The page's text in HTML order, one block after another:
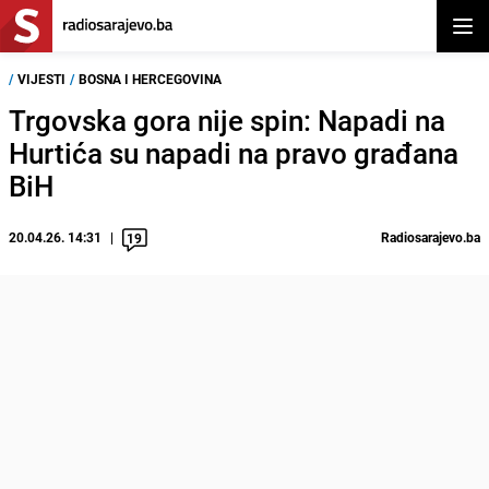
/ VIJESTI / BOSNA I HERCEGOVINA
Trgovska gora nije spin: Napadi na
Hurtića su napadi na pravo građana
BiH
20.04.26. 14:31 19 Radiosarajevo.ba